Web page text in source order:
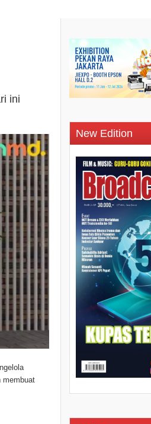
ini
membuat
New Edition